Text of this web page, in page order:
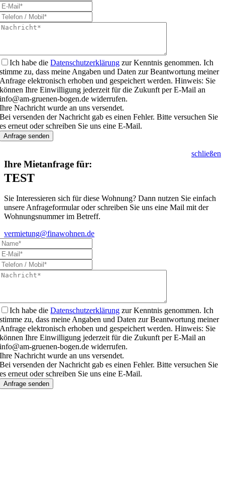
Ich habe dieDatenschutzerklärung zur Kenntnis genommen. Ich
stimme zu, dass meine Angaben und Daten zur Beantwortung meiner
Anfrage elektronisch erhoben und gespeichert werden. Hinweis: Sie
können Ihre Einwilligung jederzeit für die Zukunft per E-Mail an
info@am-gruenen-bogen.de widerrufen.
Ihre Nachricht wurde an uns versendet.
Bei versenden der Nachricht gab es einen Fehler. Bitte versuchen Sie
es erneut oder schreiben Sie uns eine E-Mail.
Anfrage senden
schließen
Ihre Mietanfrage für:
TEST
Sie Interessieren sich für diese Wohnung? Dann nutzen Sie einfach
unsere Anfrageformular oder schreiben Sie uns eine Mail mit der
Wohnungsnummer im Betreff.
vermietung@finawohnen.de
Ich habe dieDatenschutzerklärung zur Kenntnis genommen. Ich
stimme zu, dass meine Angaben und Daten zur Beantwortung meiner
Anfrage elektronisch erhoben und gespeichert werden. Hinweis: Sie
können Ihre Einwilligung jederzeit für die Zukunft per E-Mail an
info@am-gruenen-bogen.de widerrufen.
Ihre Nachricht wurde an uns versendet.
Bei versenden der Nachricht gab es einen Fehler. Bitte versuchen Sie
es erneut oder schreiben Sie uns eine E-Mail.
Anfrage senden